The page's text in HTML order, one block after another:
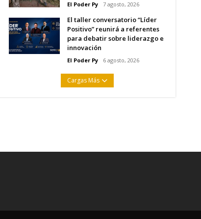
El Poder Py 7 agosto, 2026
El taller conversatorio “Líder
Positivo” reunirá a referentes
para debatir sobre liderazgo e
innovación
El Poder Py 6 agosto, 2026
Cargas Más